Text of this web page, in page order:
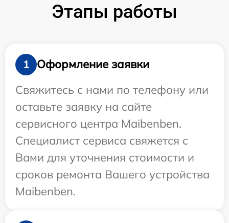
Этапы работы
1
Оформление заявки
Свяжитесь с нами по телефону или
оставьте заявку на сайте
сервисного центра Maibenben.
Специалист сервиса свяжется с
Вами для уточнения стоимости и
сроков ремонта Вашего устройства
Maibenben.